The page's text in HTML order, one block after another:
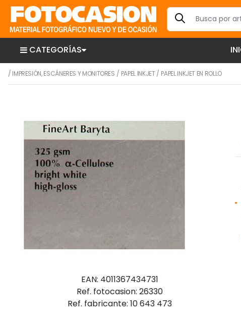
CATEGORÍAS
/ IMPRESIÓN, ESCÁNERES Y MONITORES / PAPEL INKJET/ PAPEL INKJET EN ROLLO
EAN: 4011367434731
Ref. fotocasion: 26330
Ref. fabricante: 10 643 473